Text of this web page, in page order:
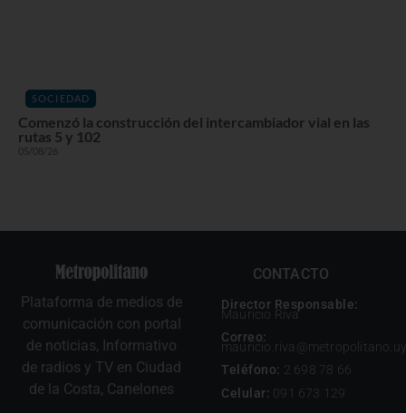
SOCIEDAD
Comenzó la construcción del intercambiador vial en las
rutas 5 y 102
05/08/26
Plataforma de medios de
comunicación con portal
de noticias, Informativo
de radios y TV en Ciudad
de la Costa, Canelones
CONTACTO
Director Responsable:
Mauricio Riva
Correo:
mauricio.riva@metropolitano.uy
Teléfono: 2 698 78 66
Celular: 091 673 129